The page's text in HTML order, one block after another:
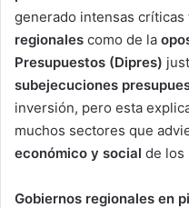
generado intensas críticas
regionales como de la
Presupuestos (Dipres)
subejecuciones
inversión, pero esta
muchos sectores que
económico y social de los
Gobiernos regionales en